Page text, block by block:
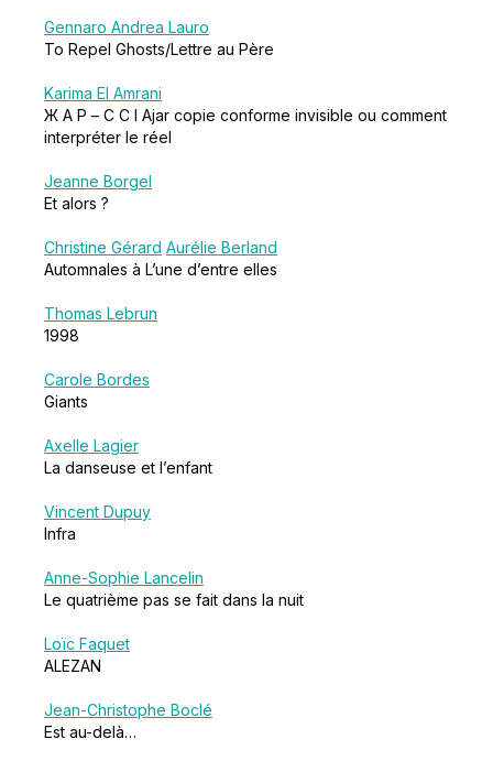
Gennaro Andrea Lauro
To Repel Ghosts/Lettre au Père
Karima El Amrani
Ж А Р – C C I Ajar copie conforme invisible ou comment
interpréter le réel
Jeanne Borgel
Et alors ?
Christine Gérard Aurélie Berland
Automnales à L’une d’entre elles
Thomas Lebrun
1998
Carole Bordes
Giants
Axelle Lagier
La danseuse et l’enfant
Vincent Dupuy
Infra
Anne-Sophie Lancelin
Le quatrième pas se fait dans la nuit
Loïc Faquet
ALEZAN
Jean-Christophe Boclé
Est au-delà…